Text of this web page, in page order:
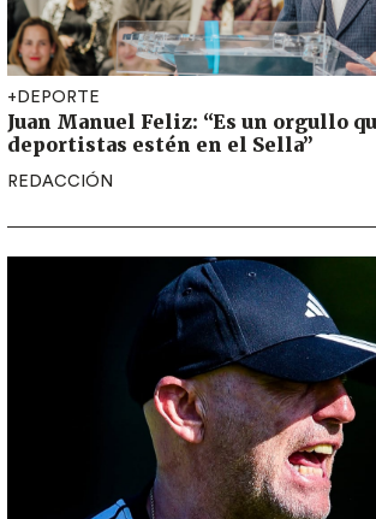
+DEPORTE
Juan Manuel Feliz: “Es un orgullo
deportistas estén en el Sella”
REDACCIÓN